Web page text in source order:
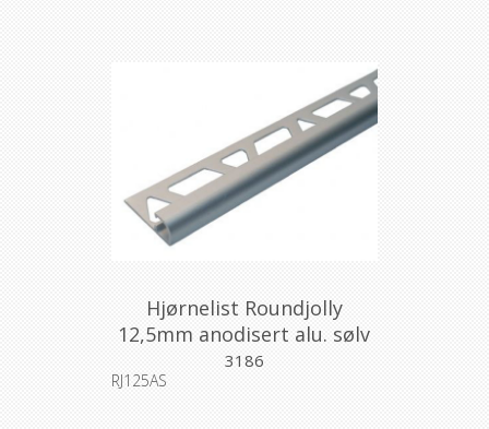
Hjørnelist Roundjolly
12,5mm anodisert alu. sølv
2,7m
3186
RJ125AS